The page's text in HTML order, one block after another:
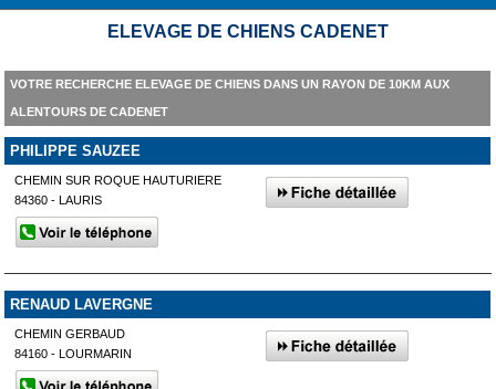
ELEVAGE DE CHIENS CADENET
VOTRE RECHERCHE ELEVAGE DE CHIENS DANS UN RAYON DE 10KM AUX
ALENTOURS DE CADENET
PHILIPPE SAUZEE
CHEMIN SUR ROQUE HAUTURIERE
84360 - LAURIS
RENAUD LAVERGNE
CHEMIN GERBAUD
84160 - LOURMARIN